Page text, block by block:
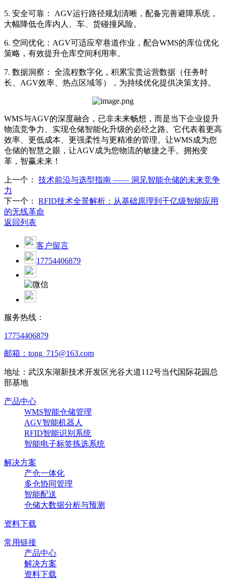
5. 安全可靠： AGV运行路径规划清晰，配备完善避障系统，
大幅降低仓库内人、车、货碰撞风险。
6. 空间优化：AGV可适应窄巷道作业，配合WMS的库位优化
策略，有效提升仓库空间利用率。
7. 数据洞察： 全流程数字化，积累宝贵运营数据（任务时
长、AGV效率、热点区域等），为持续优化提供决策支持。
WMS与AGV的深度融合，已非未来畅想，而是当下企业提升
物流竞争力、实现仓储智能化升级的必经之路。它代表着更高
效率、更低成本、更强柔性与更精准的管理。让WMS成为您
仓储的智慧之眼，让AGV成为您物流的敏捷之手。拥抱变
革，智赢未来！
上一个：
技术前沿与选型指南 —— 洞见智能仓储的未来竞争
力
下一个：
RFID技术全景解析：从基础原理到千亿级智能应用
的无线革命
返回列表
客户留言
17754406879
服务热线：
17754406879
邮箱：tong_715@163.com
地址：武汉东湖新技术开发区光谷大道112号当代国际花园总
部基地
产品中心
WMS智能仓储管理
AGV智能机器人
RFID智能识别系统
智能电子标签拣选系统
解决方案
产仓一体化
多仓协同管理
智能配送
仓储大数据分析与预测
资料下载
常用链接
产品中心
解决方案
资料下载